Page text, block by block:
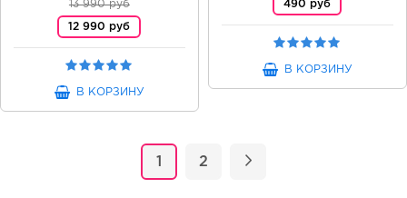
13 990 руб
12 990 руб
В КОРЗИНУ
490 руб
В КОРЗИНУ
1 2